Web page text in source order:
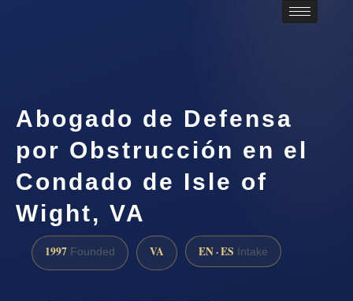
Abogado de Defensa
por Obstrucción en el
Condado de Isle of
Wight, VA
1997 Founded VA EN · ES Intake